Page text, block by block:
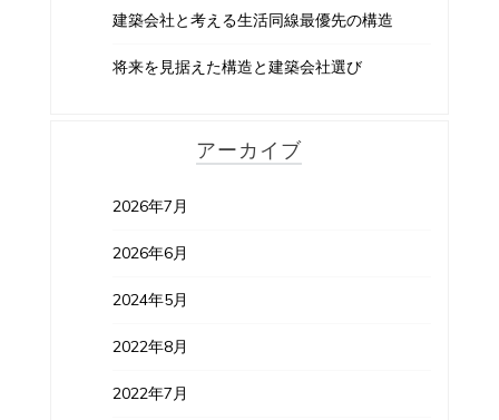
建築会社と考える生活同線最優先の構造
将来を見据えた構造と建築会社選び
アーカイブ
2026年7月
2026年6月
2024年5月
2022年8月
2022年7月